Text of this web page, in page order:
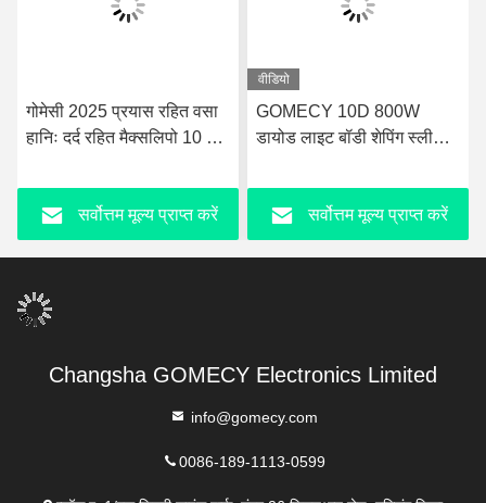
गोमेसी 2025 प्रयास रहित वसा
हानिः दर्द रहित मैक्सलिपो 10 डी
मशीन
सर्वोत्तम मूल्य प्राप्त करें
वीडियो
GOMECY 10D 800W
डायोड लाइट बॉडी शेपिंग स्लीमिंग
उत्तेजना उपकरण गैर स्पर्श 7
टेस्ला Hiemtसर्वोत्तम मूल्य प्राप्त करें
Changsha GOMECY Electronics Limited
info@gomecy.com
0086-189-1113-0599